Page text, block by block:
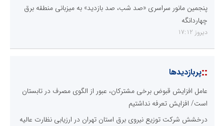
پنجمین مانور سراسری «صد شب، صد بازدید» به میزبانی منطقه برق
چهاردانگه
دیروز 17:12
::پربازدیدها
عامل افزایش قبوض برخی مشترکان، عبور از الگوی مصرف در تابستان
است/ افزایش تعرفه نداشتیم
درخشش شرکت توزیع نیروی برق استان تهران در ارزیابی نظارت عالیه